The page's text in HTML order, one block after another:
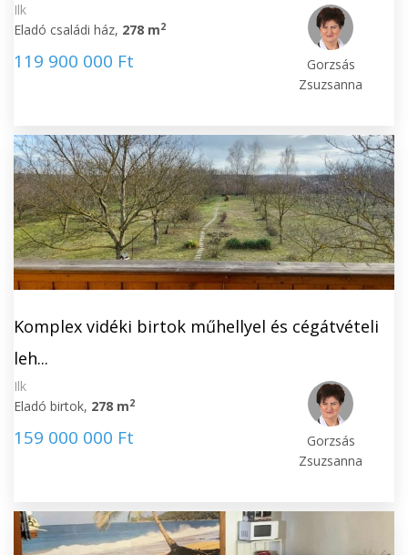
Ilk
Eladó családi ház, 278 m2
119 900 000 Ft
Gorzsás
Zsuzsanna
Komplex vidéki birtok műhellyel és cégátvételi
leh...
Ilk
Eladó birtok, 278 m2
159 000 000 Ft
Gorzsás
Zsuzsanna